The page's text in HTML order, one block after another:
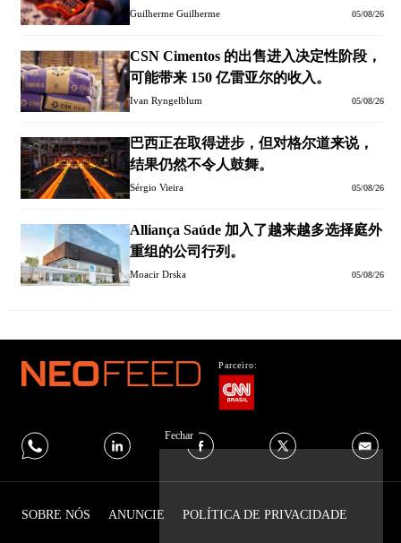
Guilherme Guilherme 05/08/26
CSN Cimentos 的出售进入决定性阶段，
可能带来 150 亿雷亚尔的收入。
Ivan Ryngelblum 05/08/26
巴西正在取得进步，但对格尔道来说，
结果仍然不令人鼓舞。
Sérgio Vieira 05/08/26
Alliança Saúde 加入了越来越多选择庭外
重组的公司行列。
Moacir Drska 05/08/26
Fechar
Parceiro:
SOBRE NÓS ANUNCIE POLÍTICA DE PRIVACIDADE